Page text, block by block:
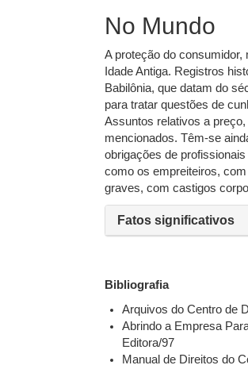
No Mundo
A proteção do
Idade Antiga. Registros
Babilônia, que datam do
para tratar questões de
Assuntos relativos a
mencionados. Têm-se
obrigações de
como os empreiteiros,
graves, com castigos
Fatos significativos
Bibliografia
Arquivos do Centro de
Abrindo a Empresa
Editora/97
Manual de Direitos do